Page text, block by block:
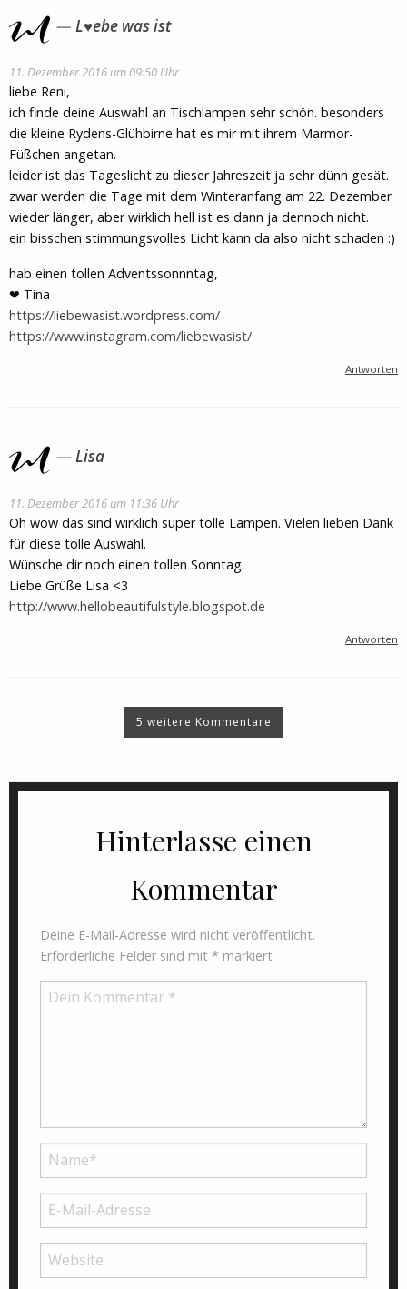
L♥ebe was ist
11. Dezember 2016 um 09:50 Uhr
liebe Reni,
ich finde deine Auswahl an Tischlampen sehr schön. besonders
die kleine Rydens-Glühbirne hat es mir mit ihrem Marmor-
Füßchen angetan.
leider ist das Tageslicht zu dieser Jahreszeit ja sehr dünn gesät.
zwar werden die Tage mit dem Winteranfang am 22. Dezember
wieder länger, aber wirklich hell ist es dann ja dennoch nicht.
ein bisschen stimmungsvolles Licht kann da also nicht schaden :)
hab einen tollen Adventssonnntag,
❤ Tina
https://liebewasist.wordpress.com/
https://www.instagram.com/liebewasist/
Antworten
Lisa
11. Dezember 2016 um 11:36 Uhr
Oh wow das sind wirklich super tolle Lampen. Vielen lieben Dank
für diese tolle Auswahl.
Wünsche dir noch einen tollen Sonntag.
Liebe Grüße Lisa <3
http://www.hellobeautifulstyle.blogspot.de
Antworten
5 weitere Kommentare
Hinterlasse einen
Kommentar
Deine E-Mail-Adresse wird nicht veröffentlicht.
Erforderliche Felder sind mit * markiert